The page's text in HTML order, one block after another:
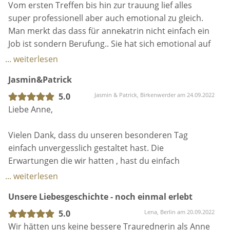
noch an das, was wir dir nach der Trauung gesagt
haben. Wir könnten auch mit dir befreundet sein. Du
hast uns auf unserem Weg einen sehr wichtigen Teil
begleitet und es war uns eine Ehre unsere
Geschichte mit dir teilen zu dürfen. Mit niemandem
lieber hätten wir das getan!
Das was uns am wenigsten gefallen hat ist, dass
unser gemeinsamer Spaziergang leider irgendwann
im Leben!
Wer noch zweifelt: Lernt Anne kennen, denn sie ist
eine wundervolle Person und sie lebt ihren Beruf.
Das merkt man ihr jede Sekunde an!
Man kann nicht genug liebe Worte finden und oft
genug danke sagen!!! Alle waren begeistert und wir
haben sie in unseren Herzen 🥰
Vom ersten Treffen bis hin zur trauung lief alles
super professionell aber auch emotional zu gleich.
Man merkt das dass für annekatrin nicht einfach ein
Job ist sondern Berufung.. Sie hat sich emotional auf
uns als paar eingelassen und konnte nur so unsere
wir je gehört haben zusammen fassen!! ❤️Wir
würden jeder Zeit wieder mit ihr heiraten.
Danke für alles du wirst für ewig ein Teil unseres
... weiterlesen
Jasmin&Patrick
5.0
Jasmin & Patrick, Birkenwerder am 24.09.2022
Liebe Anne,
Vielen Dank, dass du unseren besonderen Tag
einfach unvergesslich gestaltet hast. Die
Erwartungen die wir hatten , hast du einfach
übertroffen. Deine Liebe zum Detail und deine
Trauung wider. Die Idee einer Traurednerin war für
mich( Patrick)anfangs ungewöhnlich, jedoch war ich
nach unserem Gespräch mehr als nur begeistert.
... weiterlesen
Unsere Liebesgeschichte - noch einmal erlebt
5.0
Lena, Berlin am 20.09.2022
Wir hätten uns keine bessere Traurednerin als Anne